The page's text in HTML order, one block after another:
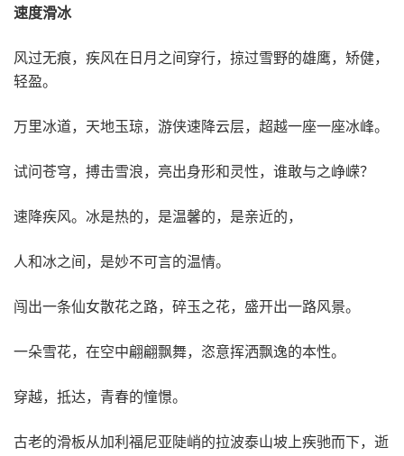
速度滑冰
风过无痕，疾风在日月之间穿行，掠过雪野的雄鹰，矫健，
轻盈。
万里冰道，天地玉琼，游侠速降云层，超越一座一座冰峰。
试问苍穹，搏击雪浪，亮出身形和灵性，谁敢与之峥嵘？
速降疾风。冰是热的，是温馨的，是亲近的，
人和冰之间，是妙不可言的温情。
闯出一条仙女散花之路，碎玉之花，盛开出一路风景。
一朵雪花，在空中翩翩飘舞，恣意挥洒飘逸的本性。
穿越，抵达，青春的憧憬。
古老的滑板从加利福尼亚陡峭的拉波泰山坡上疾驰而下，逝